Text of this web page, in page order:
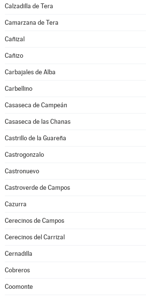
Calzadilla de Tera
Camarzana de Tera
Cañizal
Cañizo
Carbajales de Alba
Carbellino
Casaseca de Campeán
Casaseca de las Chanas
Castrillo de la Guareña
Castrogonzalo
Castronuevo
Castroverde de Campos
Cazurra
Cerecinos de Campos
Cerecinos del Carrizal
Cernadilla
Cobreros
Coomonte